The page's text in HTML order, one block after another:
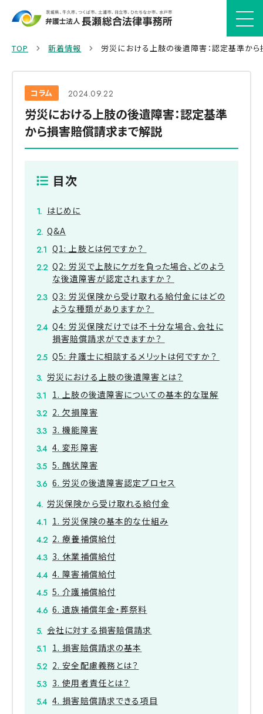
TOP 新着情報 労災における上肢の後遺障害：認定基準か
コラム 2024.09.22
労災における上肢の後遺障害：認定基準
から損害賠償請求まで解説
目次
はじめに
Q&A
Q1: 上肢とは何ですか？
Q2: 労災で上肢にケガを負った場合、どのよう
な後遺障害が認定されますか？
Q3: 労災保険から受け取れる給付金にはどの
ような種類がありますか？
Q4: 労災保険だけでは不十分な場合、会社に
損害賠償請求ができますか？
Q5: 弁護士に相談するメリットは何ですか？
労災における上肢の後遺障害とは？
1. 上肢の後遺障害についての基本的な理解
2. 欠損障害
3. 機能障害
4. 変形障害
5. 醜状障害
6. 労災の後遺障害認定プロセス
労災保険から受け取れる給付金
1. 労災保険の基本的な仕組み
2. 療養補償給付
3. 休業補償給付
4. 障害補償給付
5. 介護補償給付
6. 遺族補償年金・葬祭料
会社に対する損害賠償請求
1. 損害賠償請求の基本
2. 安全配慮義務とは？
3. 使用者責任とは？
4. 損害賠償請求できる項目